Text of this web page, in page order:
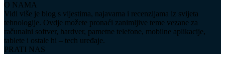
O NAMA
Vidi više je blog s vijestima, najavama i recenzijama iz svijeta
tehnologije. Ovdje možete pronaći zanimljive teme vezane za
računalni softver, hardver, pametne telefone, mobilne aplikacije,
tablete i ostale hi – tech uređaje.
PRATI NAS